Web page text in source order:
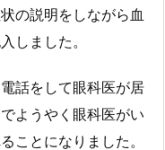
の説明をしながら血
しました。
話をして眼科医が居
ようやく眼科医がい
ことになりました。